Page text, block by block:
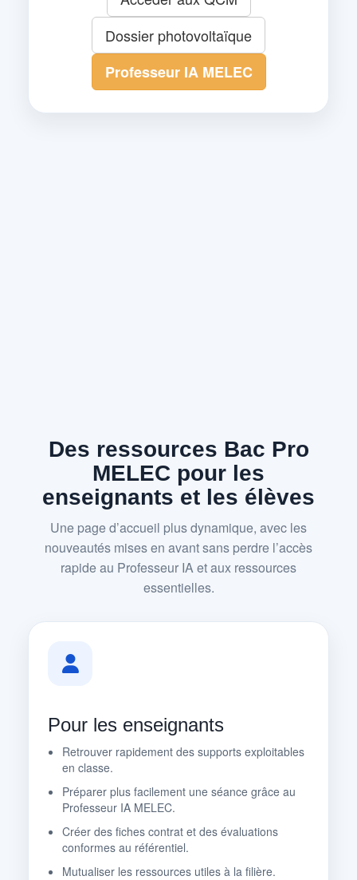
Dossier photovoltaïque
Professeur IA MELEC
Des ressources Bac Pro
MELEC pour les
enseignants et les élèves
Une page d’accueil plus dynamique, avec les
nouveautés mises en avant sans perdre l’accès
rapide au Professeur IA et aux ressources
essentielles.
Pour les enseignants
Retrouver rapidement des supports exploitables
en classe.
Préparer plus facilement une séance grâce au
Professeur IA MELEC.
Créer des fiches contrat et des évaluations
conformes au référentiel.
Mutualiser les ressources utiles à la filière.